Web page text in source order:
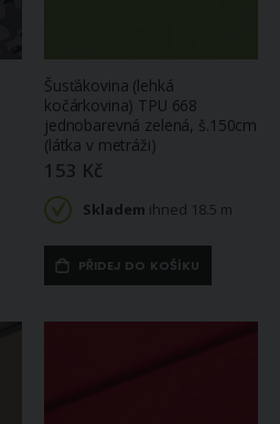
Šusťákovina (lehká
kočárkovina) TPU 668
jednobarevná zelená, š.150cm
(látka v metráži)
153 Kč
Skladem ihned 18.5 m
PŘIDEJ DO KOŠÍKU